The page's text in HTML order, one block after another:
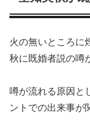
火の無いところに
秋に既婚者説の噂
噂が流れる原因と
ントでの出来事が